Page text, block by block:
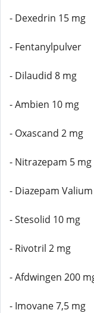
- Dexedrin 15 mg
- Fentanylpulver
- Dilaudid 8 mg
- Ambien 10 mg
- Oxascand 2 mg
- Nitrazepam 5 mg
- Diazepam
- Stesolid 10 mg
- Rivotril 2 mg
- Afdwingen 200
- Imovane 7,5 mg